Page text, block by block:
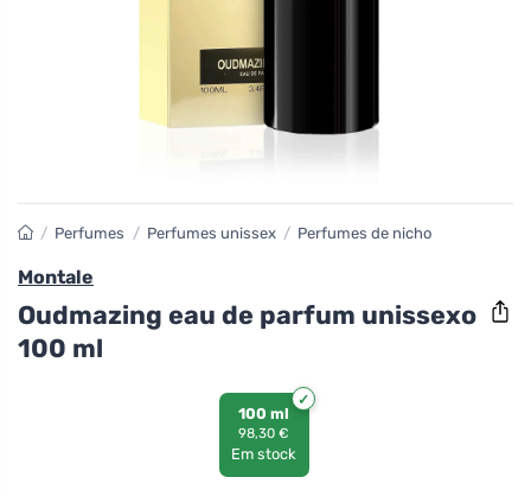
/ Perfumes / Perfumes unissex / Perfumes de nicho
Montale
Oudmazing eau de parfum unissexo
100 ml
100 ml
98,30 €
Em stock